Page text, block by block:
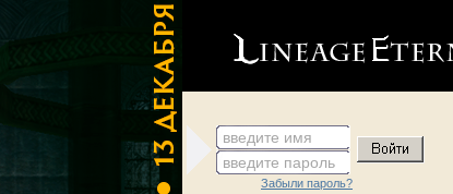
введите имя
введите пароль
Забыли пароль?